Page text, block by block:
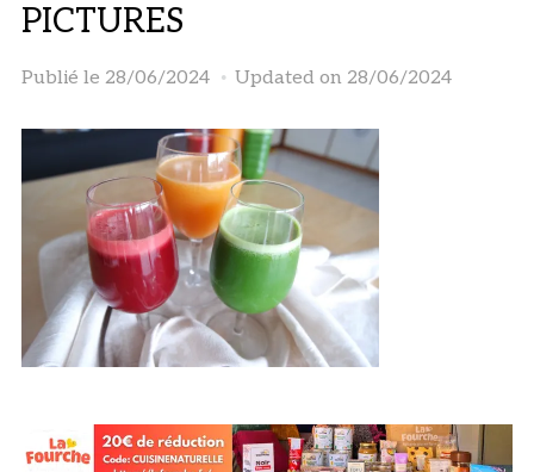
PICTURES
Publié le 28/06/2024 Updated on 28/06/2024